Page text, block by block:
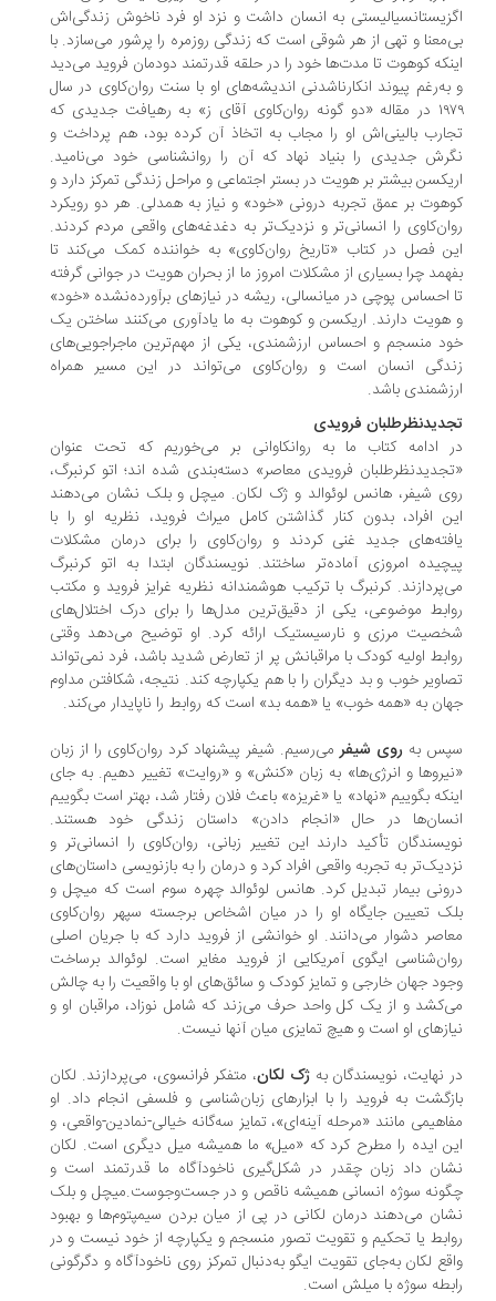
به انسان داشت و نزد او فرد ناخوش زندگی‌اش
و تهی از هر شوقی است که زندگی روزمره را پرشور می‌سازد. با
کوهوت تا مدت‌ها خود را در حلقه قدرتمند دودمان فروید می‌دید
پیوند انکارناشدنی اندیشه‌های او با سنت روان‌کاوی در سال
۱۹۷۹ در مقاله «دو گونه روان‌کاوی آقای ز» به رهیافت جدیدی که
بالینی‌اش او را مجاب به اتخاذ آن کرده بود، هم پرداخت و
جدیدی را بنیاد نهاد که آن را روانشناسی خود می‌نامید.
بیشتر بر هویت در بستر اجتماعی و مراحل زندگی تمرکز دارد و
بر عمق تجربه درونی «خود» و نیاز به همدلی. هر دو رویکرد
را انسانی‌تر و نزدیک‌تر به دغدغه‌های واقعی مردم کردند.
فصل در کتاب «تاریخ روان‌کاوی» به خواننده کمک می‌کند تا
چرا بسیاری از مشکلات امروز ما از بحران هویت در جوانی گرفته
احساس پوچی در میانسالی، ریشه در نیازهای برآورده‌نشده «خود»
دارند. اریکسن و کوهوت به ما یادآوری می‌کنند ساختن یک
منسجم و احساس ارزشمندی، یکی از مهم‌ترین ماجراجویی‌های
انسان است و روان‌کاوی می‌تواند در این مسیر همراه
باشد.
فرویدی
ادامه کتاب ما به روانکاوانی بر می‌خوریم که تحت عنوان
فرویدی معاصر» دسته‌بندی شده اند؛ اتو کرنبرگ،
شیفر، هانس لوئوالد و ژک لکان. میچل و بلک نشان می‌دهند
افراد، بدون کنار گذاشتن کامل میراث فروید، نظریه او را با
جدید غنی کردند و روان‌کاوی را برای درمان مشکلات
امروزی آماده‌تر ساختند. نویسندگان ابتدا به اتو کرنبرگ
کرنبرگ با ترکیب هوشمندانه نظریه غرایز فروید و مکتب
موضوعی، یکی از دقیق‌ترین مدل‌ها را برای درک اختلال‌های
مرزی و نارسیستیک ارائه کرد. او توضیح می‌دهد وقتی
اولیه کودک با مراقبانش پر از تعارض شدید باشد، فرد نمی‌تواند
خوب و بد دیگران را با هم یکپارچه کند. نتیجه، شکافتن مداوم
به «همه خوب» یا «همه بد» است که روابط را ناپایدار می‌کند.
بهروی شیفرمی‌رسیم. شیفر پیشنهاد کرد روان‌کاوی را از زبان
و انرژی‌ها» به زبان «کنش» و «روایت» تغییر دهیم. به جای
بگوییم «نهاد» یا «غریزه» باعث فلان رفتار شد، بهتر است بگوییم
در حال «انجام دادن» داستان زندگی خود هستند.
تأکید دارند این تغییر زبانی، روان‌کاوی را انسانی‌تر و
به تجربه واقعی افراد کرد و درمان را به بازنویسی داستان‌های
بیمار تبدیل کرد. هانس لوئوالد چهره سوم است که میچل و
تعیین جایگاه او را در میان اشخاص برجسته سپهر روان‌کاوی
دشوار می‌دانند. او خوانشی از فروید دارد که با جریان اصلی
ایگوی آمریکایی از فروید مغایر است. لوئوالد برساخت
جهان خارجی و تمایز کودک و سائق‌های او با واقعیت را به چالش
و از یک کل واحد حرف می‌زند که شامل نوزاد، مراقبان او و
او است و هیچ تمایزی میان آنها نیست.
نهایت، نویسندگان بهژک لکان، متفکر فرانسوی، می‌پردازند. لکان
به فروید را با ابزارهای زبان‌شناسی و فلسفی انجام داد. او
مانند «مرحله آینه‌ای»، تمایز سه‌گانه خیالی-نمادین-واقعی، و
ایده را مطرح کرد که «میل» ما همیشه میل دیگری است. لکان
داد زبان چقدر در شکل‌گیری ناخودآگاه ما قدرتمند است و
سوژه انسانی همیشه ناقص و در جست‌وجوست.میچل و بلک
می‌دهند درمان لکانی در پی از میان بردن سیمپتوم‌ها و بهبود
یا تحکیم و تقویت تصور منسجم و یکپارچه از خود نیست و در
لکان به‌جای تقویت ایگو به‌دنبال تمرکز روی ناخودآگاه و دگرگونی
سوژه با میلش است.